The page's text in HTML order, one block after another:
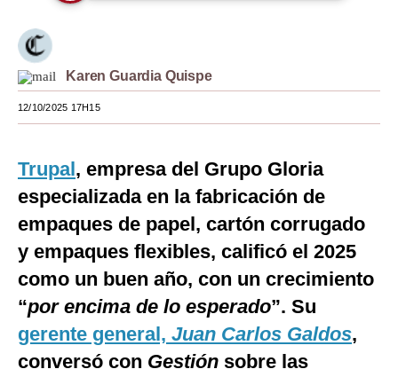
México
España
Internacional
Tecnología
Club del Suscriptor
Mix
Notas Contratadas
Podcast
Karen Guardia Quispe
12/10/2025 17H15
Trupal, empresa del Grupo Gloria
especializada en la fabricación de
empaques de papel, cartón corrugado
y empaques flexibles, calificó el 2025
como un buen año, con un crecimiento
“por encima de lo esperado”. Su
gerente general, Juan Carlos Galdos,
conversó con Gestión sobre las